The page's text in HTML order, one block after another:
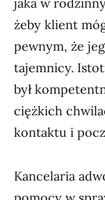
żeby klient
pewnym, że
tajemnicy.
był
ciężkich
kontaktu i
Kancelaria